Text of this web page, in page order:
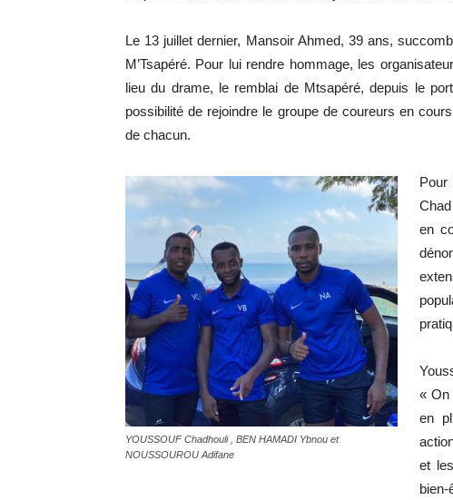
Le 13 juillet dernier, Mansoir Ahmed, 39 ans,
M’Tsapéré. Pour lui rendre hommage, les
lieu du drame, le remblai de Mtsapéré, depuis le
possibilité de rejoindre le groupe de coureurs en
de chacun.
YOUSSOUF Chadhouli , BEN HAMADI Ybnou et
NOUSSOUROU Adifane
Pour
en
« On
en
et